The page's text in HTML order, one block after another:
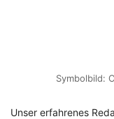
Symbolbild:
Unser erfahrenes